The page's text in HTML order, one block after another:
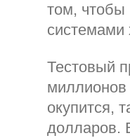
том, чтобы
системами
Тестовый
миллионов
окупится,
долларов.